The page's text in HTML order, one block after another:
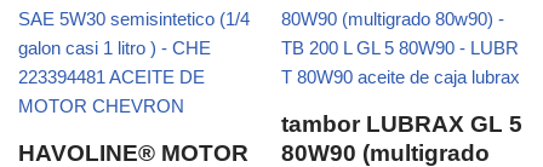
HAVOLINE® MOTOR
tambor LUBRAX GL 5
80W90 (multigrado